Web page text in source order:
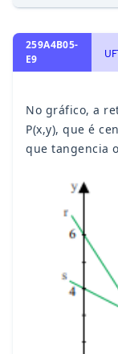
259A4B05-
E9
No gráfico, a
P(x,y), que é
que tangencia